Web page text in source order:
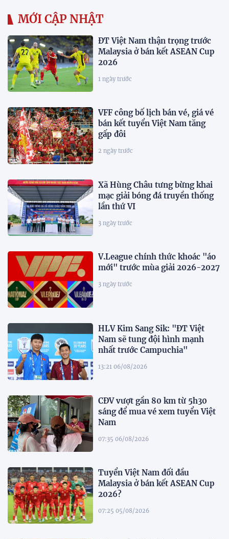
MỚI CẬP NHẬT
ĐT Việt Nam thận trọng trước
Malaysia ở bán kết ASEAN Cup
2026
1 ngày trước
VFF công bố lịch bán vé, giá vé
bán kết tuyển Việt Nam tăng
gấp đôi
2 ngày trước
Xã Hùng Châu tưng bừng khai
mạc giải bóng đá truyền thống
lần thứ VI
3 ngày trước
V.League chính thức khoác "áo
mới" trước mùa giải 2026-2027
3 ngày trước
HLV Kim Sang Sik: "ĐT Việt
Nam sẽ tung đội hình mạnh
nhất trước Campuchia"
13:21 06/08/2026
CĐV vượt gần 80 km từ 5h30
sáng để mua vé xem tuyển Việt
Nam
07:35 06/08/2026
Tuyển Việt Nam đối đầu
Malaysia ở bán kết ASEAN Cup
2026?
07:25 05/08/2026